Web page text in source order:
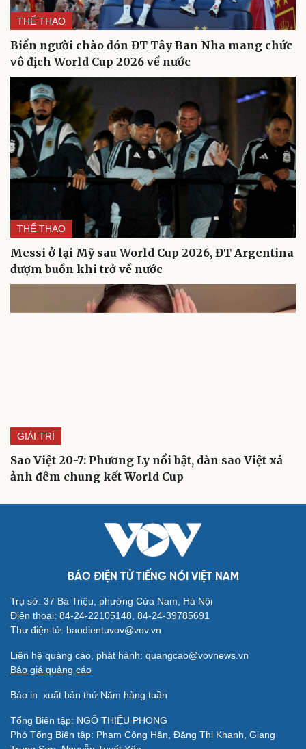
Cải chính
THỂ THAO
Biển người chào đón ĐT Tây Ban Nha mang chức
vô địch World Cup 2026 về nước
THỂ THAO
Messi ở lại Mỹ sau World Cup 2026, ĐT Argentina
đượm buồn khi trở về nước
GIẢI TRÍ
Sao Việt 20-7: Phương Ly nổi bật, dàn sao Việt xả
ảnh đêm chung kết World Cup
BÁO ĐIỆN TỬ TIẾNG NÓI VIỆT NAM
Trụ sở: 37 Bà Triệu, phường Cửa Nam, Hà Nội
Điện thoại: 84-24-22105148, 84-24-39785691
Thư điện tử: baodientuvov@vov.vn
Liên hệ quảng cáo, phát hành: quangcao@vovnews.vn
Báo giá quảng cáo
Báo in xuất bản thứ Năm hàng tuần
Tổng Biên tập: NGÔ THIỆU PHONG
Phó Tổng Biên tập: Phạm Công Hân, Đặng Thị Khanh, Giang